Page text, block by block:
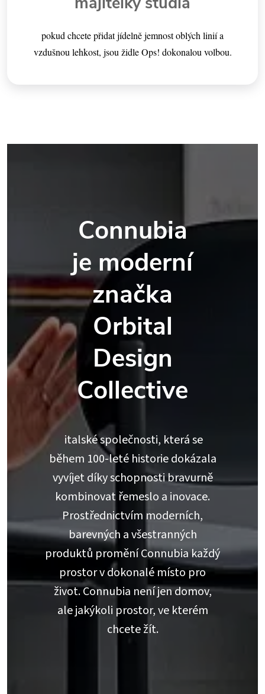
pokud chcete přidat jídelně jemnost oblých linií a
vzdušnou lehkost, jsou židle Ops! dokonalou volbou.
Connubia
je moderní
značka
Orbital
Design
Collective
italské společnosti, která se
během 100-leté historie dokázala
vyvíjet díky schopnosti bravurně
kombinovat řemeslo a inovace.
Prostřednictvím moderních,
barevných a všestranných
produktů promění Connubia každý
prostor v dokonalé místo pro
život. Connubia není jen domov,
ale jakýkoli prostor, ve kterém
chcete žít.